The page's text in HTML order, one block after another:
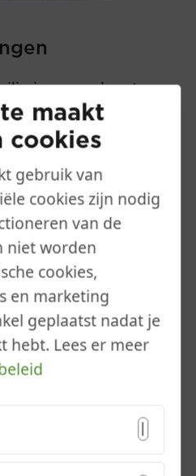
je perceel met
of hekwerk
te houden en
speelplek te
maakt
cookies
gebruik van
cookies zijn nodig
van de
niet worden
cookies,
en marketing
geplaatst nadat je
hebt. Lees er meer